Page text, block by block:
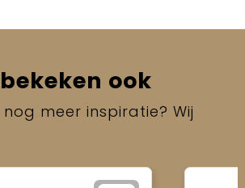
ook
meer inspiratie? Wij